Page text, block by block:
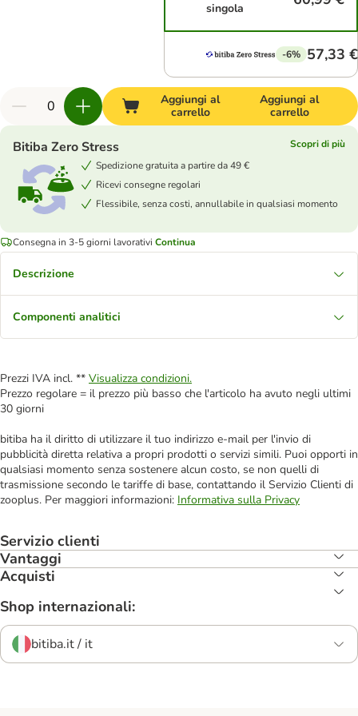
singola
-6% 57,33 €
Aggiungi al
carrello
Aggiungi al
carrello
Bitiba Zero Stress
Scopri di più
Spedizione gratuita a partire da 49 €
Ricevi consegne regolari
Flessibile, senza costi, annullabile in qualsiasi momento
Consegna in 3-5 giorni lavorativi Continua
Descrizione
Componenti analitici
Prezzi IVA incl. ** Visualizza condizioni.
Prezzo regolare = il prezzo più basso che l'articolo ha avuto negli ultimi
30 giorni
bitiba ha il diritto di utilizzare il tuo indirizzo e-mail per l'invio di
pubblicità diretta relativa a propri prodotti o servizi simili. Puoi opporti in
qualsiasi momento senza sostenere alcun costo, se non quelli di
trasmissione secondo le tariffe di base, contattando il Servizio Clienti di
zooplus. Per maggiori informazioni: Informativa sulla Privacy
Servizio clienti
Vantaggi
Acquisti
Shop internazionali:
bitiba.it / it